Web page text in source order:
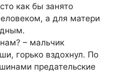
как бы занято
а для матери
– мальчик
горько вздохнул. По
предательские